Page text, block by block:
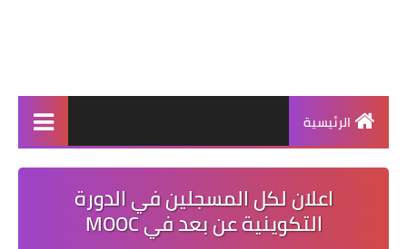
الرئيسية
اعلان لكل المسجلين في الدورة
التكوينية عن بعد في MOOC